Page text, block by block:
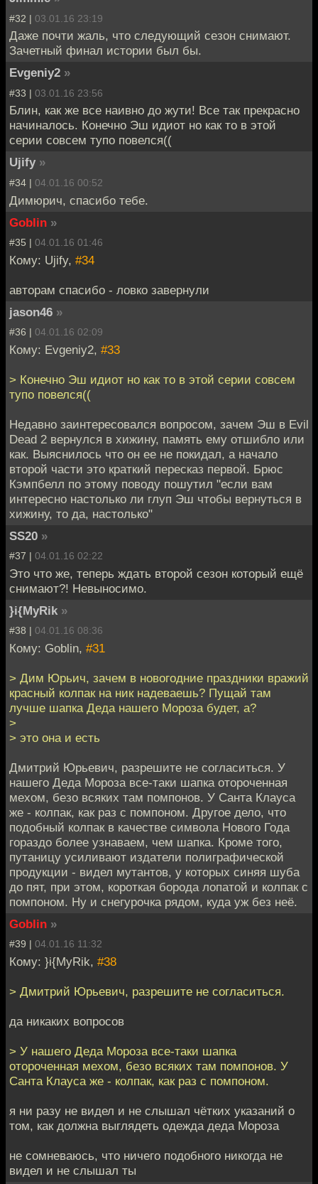
#32 | 03.01.16 23:19
Даже почти жаль, что следующий сезон снимают.
Зачетный финал истории был бы.
Evgeniy2 »
#33 | 03.01.16 23:56
Блин, как же все наивно до жути! Все так прекрасно
начиналось. Конечно Эш идиот но как то в этой
серии совсем тупо повелся((
Ujify »
#34 | 04.01.16 00:52
Димюрич, спасибо тебе.
Goblin »
#35 | 04.01.16 01:46
Кому: Ujify, #34
авторам спасибо - ловко завернули
jason46 »
#36 | 04.01.16 02:09
Кому: Evgeniy2, #33
> Конечно Эш идиот но как то в этой серии совсем
тупо повелся((
Недавно заинтересовался вопросом, зачем Эш в Evil
Dead 2 вернулся в хижину, память ему отшибло или
как. Выяснилось что он ее не покидал, а начало
второй части это краткий пересказ первой. Брюс
Кэмпбелл по этому поводу пошутил "если вам
интересно настолько ли глуп Эш чтобы вернуться в
хижину, то да, настолько"
SS20 »
#37 | 04.01.16 02:22
Это что же, теперь ждать второй сезон который ещё
снимают?! Невыносимо.
}i{MyRik »
#38 | 04.01.16 08:36
Кому: Goblin, #31
> Дим Юрьич, зачем в новогодние праздники вражий
красный колпак на ник надеваешь? Пущай там
лучше шапка Деда нашего Мороза будет, а?
>
> это она и есть
Дмитрий Юрьевич, разрешите не согласиться. У
нашего Деда Мороза все-таки шапка отороченная
мехом, безо всяких там помпонов. У Санта Клауса
же - колпак, как раз с помпоном. Другое дело, что
подобный колпак в качестве символа Нового Года
гораздо более узнаваем, чем шапка. Кроме того,
путаницу усиливают издатели полиграфической
продукции - видел мутантов, у которых синяя шуба
до пят, при этом, короткая борода лопатой и колпак с
помпоном. Ну и снегурочка рядом, куда уж без неё.
Goblin »
#39 | 04.01.16 11:32
Кому: }i{MyRik, #38
> Дмитрий Юрьевич, разрешите не согласиться.
да никаких вопросов
> У нашего Деда Мороза все-таки шапка
отороченная мехом, безо всяких там помпонов. У
Санта Клауса же - колпак, как раз с помпоном.
я ни разу не видел и не слышал чётких указаний о
том, как должна выглядеть одежда деда Мороза
не сомневаюсь, что ничего подобного никогда не
видел и не слышал ты